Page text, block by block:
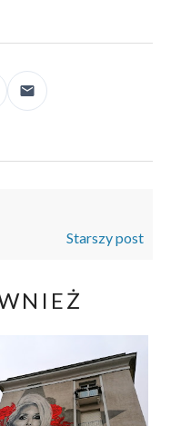
Starszy post